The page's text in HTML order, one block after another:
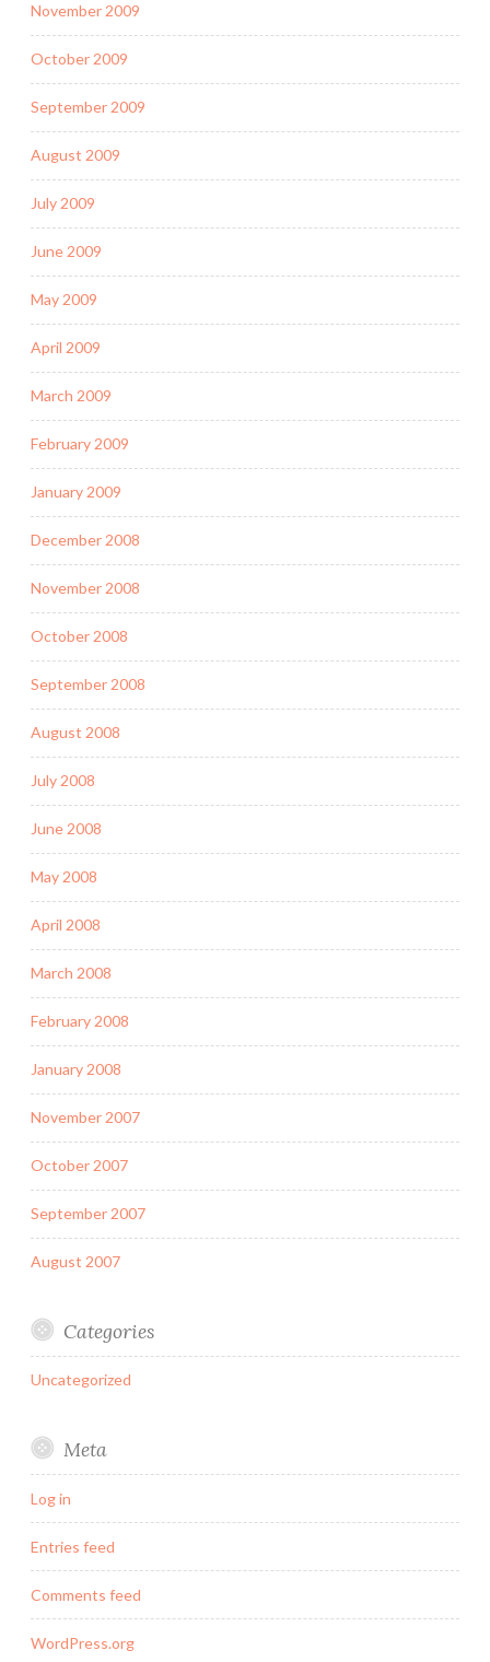
November 2009
October 2009
September 2009
August 2009
July 2009
June 2009
May 2009
April 2009
March 2009
February 2009
January 2009
December 2008
November 2008
October 2008
September 2008
August 2008
July 2008
June 2008
May 2008
April 2008
March 2008
February 2008
January 2008
November 2007
October 2007
September 2007
August 2007
Categories
Uncategorized
Meta
Log in
Entries feed
Comments feed
WordPress.org